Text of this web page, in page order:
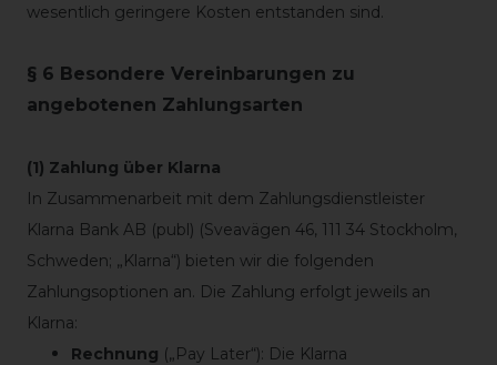
wesentlich geringere Kosten entstanden sind.
§ 6 Besondere Vereinbarungen zu
angebotenen Zahlungsarten
(1) Zahlung über Klarna
In Zusammenarbeit mit dem Zahlungsdienstleister
Klarna Bank AB (publ) (Sveavägen 46, 111 34 Stockholm,
Schweden; „Klarna“) bieten wir die folgenden
Zahlungsoptionen an. Die Zahlung erfolgt jeweils an
Klarna:
Rechnung („Pay Later“): Die Klarna